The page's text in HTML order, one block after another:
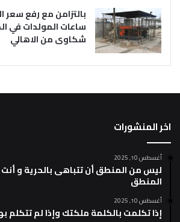
بالتزامن مع رفع سعر
ساعات المولدات في
شكاوى من الاهالي
اخر المنشورات
أغسطس 10, 2025
ليس من المنطق أن تتباهى بالحرية و
المنطق
أغسطس 10, 2025
إذا تكلمت بالكلمة ملكتك وإذا لم تتكلم